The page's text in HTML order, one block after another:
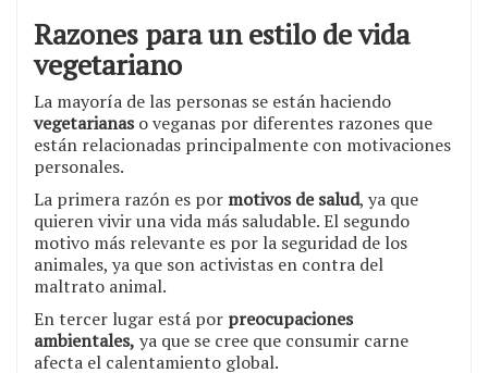
Razones para un estilo de vida
vegetariano
La mayoría de las personas se están haciendo
vegetarianaso veganas por diferentes razones que
están relacionadas principalmente con motivaciones
personales.
La primera razón es por motivos de salud, ya que
quieren vivir una vida más saludable. El segundo
motivo más relevante es por la seguridad de los
animales, ya que son activistas en contra del
maltrato animal.
En tercer lugar está por preocupaciones
ambientales, ya que se cree que consumir carne
afecta el calentamiento global.